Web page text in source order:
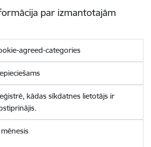
par izmantotajām
agreed-categories
kādas sīkdatnes lietotājs ir